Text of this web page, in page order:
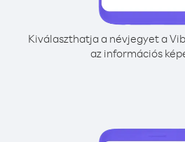
Kiválaszthatja a névjegyet a
az információs